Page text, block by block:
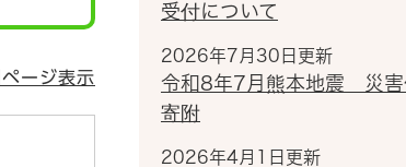
ページ表示
受付について
2026年7月30日更新
令和8年7月熊本地震 災害
寄附
2026年4月1日更新